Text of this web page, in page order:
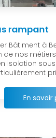
rampant
Bâtiment à
de nos
isolation sous
En savoir